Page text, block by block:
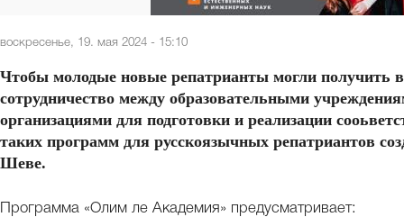
воскресенье, 19. мая 2024 - 15:10
Чтобы молодые новые репатрианты могли получить
сотрудничество между образовательными
организациями для подготовки и реализации
таких программ для русскоязычных репатриантов
Шеве.
Программа «Олим ле Академия» предусматривает: